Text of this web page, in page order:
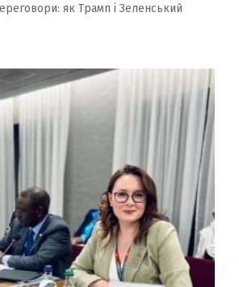
як Трамп і Зеленський